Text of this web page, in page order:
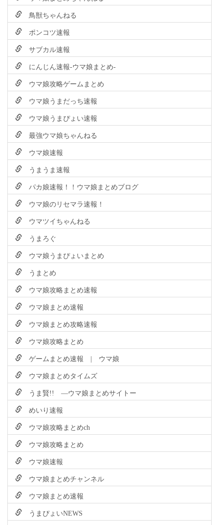
鳥獣ちゃんねる
ポンコツ速報
サブカル速報
にんじん速報-ウマ娘まとめ-
ウマ娘攻略ゲームまとめ
ウマ娘うまだっち速報
ウマ娘うまぴょい速報
最強ウマ娘ちゃんねる
ウマ娘速報
うまうま速報
パカ娘速報！！ウマ娘まとめブログ
ウマ娘のリセマラ速報！
ウマツイちゃんねる
うまろぐ
ウマ娘うまぴょいまとめ
うまとめ
ウマ娘攻略まとめ速報
ウマ娘まとめ速報
ウマ娘まとめ攻略速報
ウマ娘攻略まとめ
ゲームまとめ速報 | ウマ娘
ウマ娘まとめタイムズ
うま賢!! ―ウマ娘まとめサイトー
めいり速報
ウマ娘攻略まとめch
ウマ娘攻略まとめ
ウマ娘速報
ウマ娘まとめチャンネル
ウマ娘まとめ速報
うまぴょいNEWS